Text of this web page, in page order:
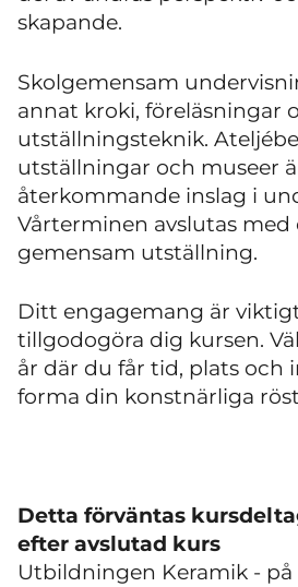
skapande.
Skolgemensam
annat kroki, föreläsningar
utställningsteknik.
utställningar och museer
återkommande inslag i
Vårterminen avslutas med
gemensam utställning.
Ditt engagemang är
tillgodogöra dig kursen.
år där du får tid, plats och
forma din konstnärliga
Detta förväntas
efter avslutad kurs
Utbildningen Keramik - på